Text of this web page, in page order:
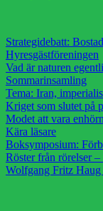
Strategidebatt:
Hyresgästföreningen
Vad är naturen
Sommarinsamling
Tema: Iran,
Kriget som slutet på
Modet att vara
Kära läsare
Boksymposium:
Röster från rörelser
Wolfgang Fritz